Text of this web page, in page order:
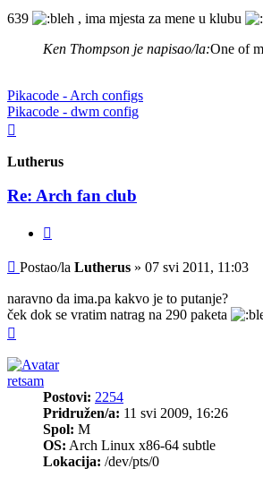
639
, ima mjesta za mene u klubu
Ken Thompson je napisao/la:One of
Pikacode - Arch configs
Pikacode - dwm config
Lutherus
Re: Arch fan club
Post
Postao/la Lutherus » 07 svi 2011, 11:03
naravno da ima.pa kakvo je to putanje?
ček dok se vratim natrag na 290 paketa
retsam
Postovi: 2254
Pridružen/a: 11 svi 2009, 16:26
Spol: M
OS: Arch Linux x86-64 subtle
Lokacija: /dev/pts/0